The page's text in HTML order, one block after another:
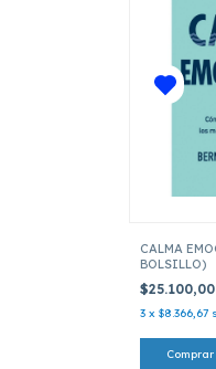
CALMA
BOLSILLO)
$25.100,00
3 x $8.366,67